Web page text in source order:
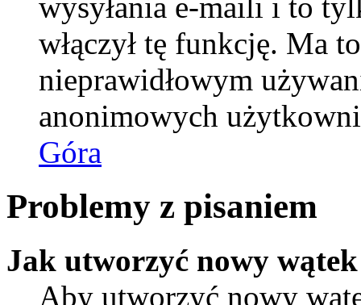
włączył tę funkcję. Ma
nieprawidłowym
anonimowych
Góra
Problemy z pisaniem
Jak utworzyć nowy
Aby utworzyć nowy